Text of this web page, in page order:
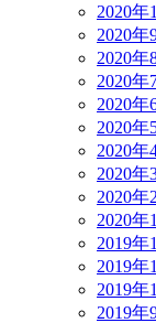
2020年
2020年
2020年
2020年
2020年
2020年
2020年
2020年
2020年
2020年
2019年
2019年
2019年
2019年